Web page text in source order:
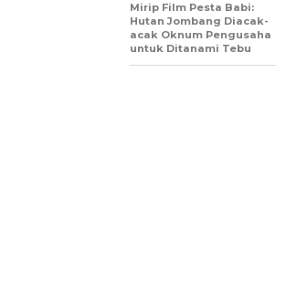
Mirip Film Pesta Babi:
Hutan Jombang Diacak-
acak Oknum Pengusaha
untuk Ditanami Tebu